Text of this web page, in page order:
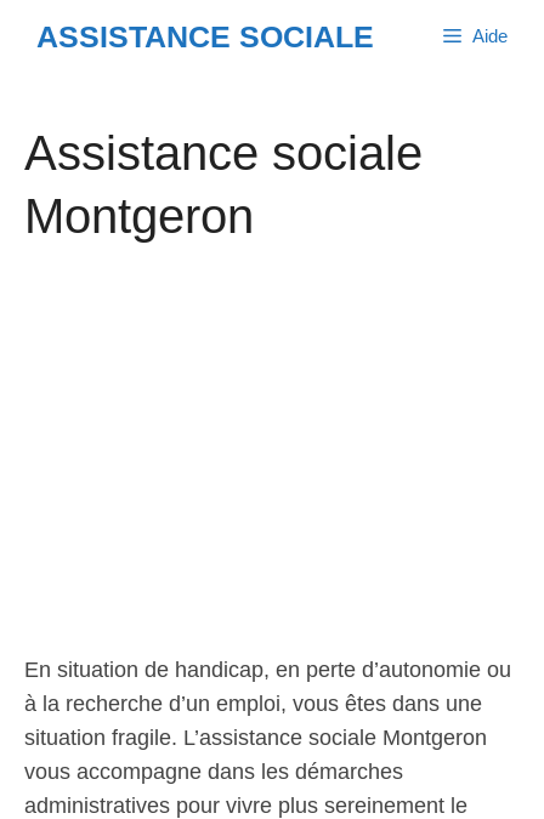
ASSISTANCE SOCIALE Aide
Assistance sociale
Montgeron
En situation de handicap, en perte d’autonomie ou
à la recherche d’un emploi, vous êtes dans une
situation fragile. L’assistance sociale Montgeron
vous accompagne dans les démarches
administratives pour vivre plus sereinement le